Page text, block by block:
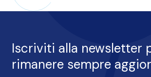
Iscriviti alla newsletter
rimanere sempre